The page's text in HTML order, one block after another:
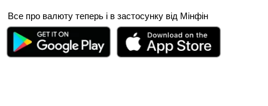
Все про валюту теперь і в застосунку від Мінфін